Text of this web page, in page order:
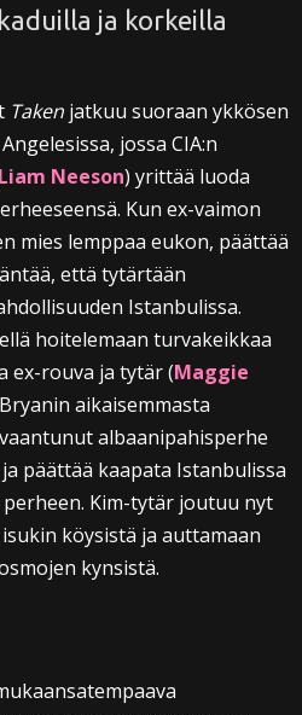
ja korkeilla
Taken jatkuu suoraan ykkösen
jossa CIA:n
Liam Neeson) yrittää luoda
Kun ex-vaimon
mies lemppaa eukon, päättää
että tytärtään
Istanbulissa.
hoitelemaan turvakeikkaa
ex-rouva ja tytär (Maggie
aikaisemmasta
albaanipahisperhe
päättää kaapata Istanbulissa
Kim-tytär joutuu nyt
köysistä ja auttamaan
kynsistä.